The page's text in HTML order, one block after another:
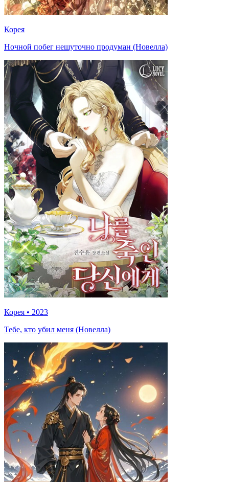
Корея
Ночной побег нешуточно продуман (Новелла)
Корея • 2023
Тебе, кто убил меня (Новелла)